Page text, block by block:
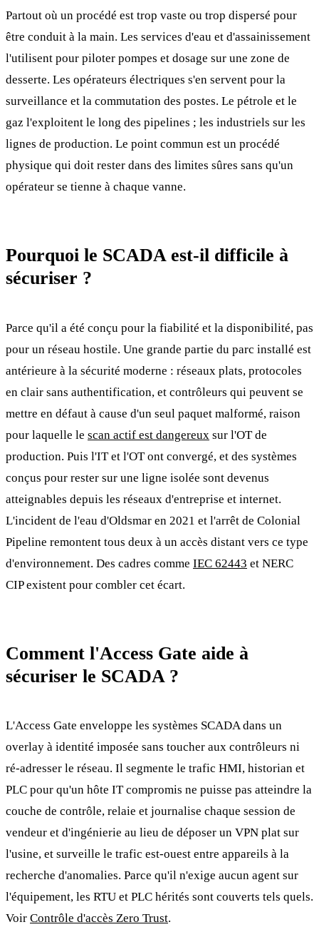
Partout où un procédé est trop vaste ou trop dispersé pour
être conduit à la main. Les services d'eau et d'assainissement
l'utilisent pour piloter pompes et dosage sur une zone de
desserte. Les opérateurs électriques s'en servent pour la
surveillance et la commutation des postes. Le pétrole et le
gaz l'exploitent le long des pipelines ; les industriels sur les
lignes de production. Le point commun est un procédé
physique qui doit rester dans des limites sûres sans qu'un
opérateur se tienne à chaque vanne.
Pourquoi le SCADA est-il difficile à
sécuriser ?
Parce qu'il a été conçu pour la fiabilité et la disponibilité, pas
pour un réseau hostile. Une grande partie du parc installé est
antérieure à la sécurité moderne : réseaux plats, protocoles
en clair sans authentification, et contrôleurs qui peuvent se
mettre en défaut à cause d'un seul paquet malformé, raison
pour laquelle le scan actif est dangereux sur l'OT de
production. Puis l'IT et l'OT ont convergé, et des systèmes
conçus pour rester sur une ligne isolée sont devenus
atteignables depuis les réseaux d'entreprise et internet.
L'incident de l'eau d'Oldsmar en 2021 et l'arrêt de Colonial
Pipeline remontent tous deux à un accès distant vers ce type
d'environnement. Des cadres comme IEC 62443 et NERC
CIP existent pour combler cet écart.
Comment l'Access Gate aide à
sécuriser le SCADA ?
L'Access Gate enveloppe les systèmes SCADA dans un
overlay à identité imposée sans toucher aux contrôleurs ni
ré-adresser le réseau. Il segmente le trafic HMI, historian et
PLC pour qu'un hôte IT compromis ne puisse pas atteindre la
couche de contrôle, relaie et journalise chaque session de
vendeur et d'ingénierie au lieu de déposer un VPN plat sur
l'usine, et surveille le trafic est-ouest entre appareils à la
recherche d'anomalies. Parce qu'il n'exige aucun agent sur
l'équipement, les RTU et PLC hérités sont couverts tels quels.
Voir Contrôle d'accès Zero Trust.